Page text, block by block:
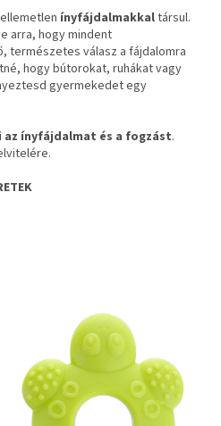
ínyfájdalmakkaltársul.
arra, hogy mindent
természetes válasz a fájdalomra
hogy bútorokat, ruhákat vagy
gyermekedet egy
ínyfájdalmat és a fogzást.